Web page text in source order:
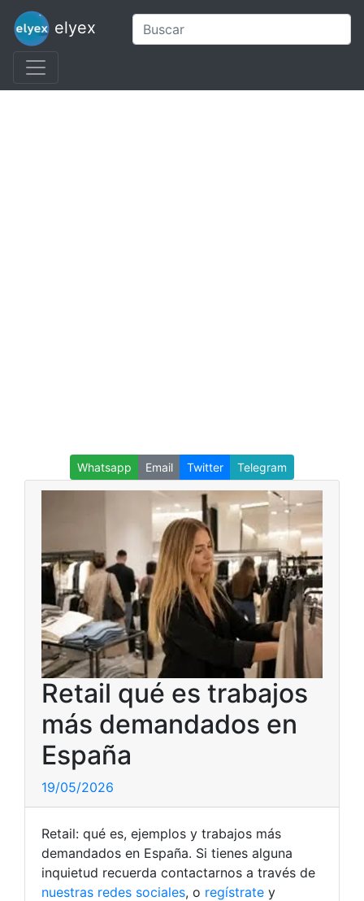
elyex
Whatsapp Email Twitter Telegram
Retail qué es trabajos
más demandados en
España
19/05/2026
Retail: qué es, ejemplos y trabajos más
demandados en España. Si tienes alguna
inquietud recuerda contactarnos a través de
nuestras redes sociales, o regístrate y